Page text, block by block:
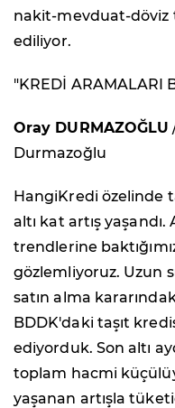
nakit-mevduat-döviz
ediliyor.
"KREDİ ARAMALARI
Oray DURMAZOĞLU
Durmazoğlu
HangiKredi özelinde
altı kat artış
trendlerine
gözlemliyoruz. Uzun
satın alma
BDDK'daki taşıt
ediyorduk. Son altı
toplam hacmi
yaşanan artışla